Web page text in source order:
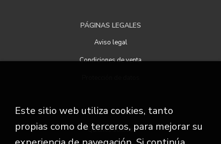
PÁGINAS LEGALES
Aviso legal
Condiciones de venta
ATENCIÓN AL CLIENTE
Quiénes somos
Este sitio web utiliza cookies, tanto
propias como de terceros, para mejorar su